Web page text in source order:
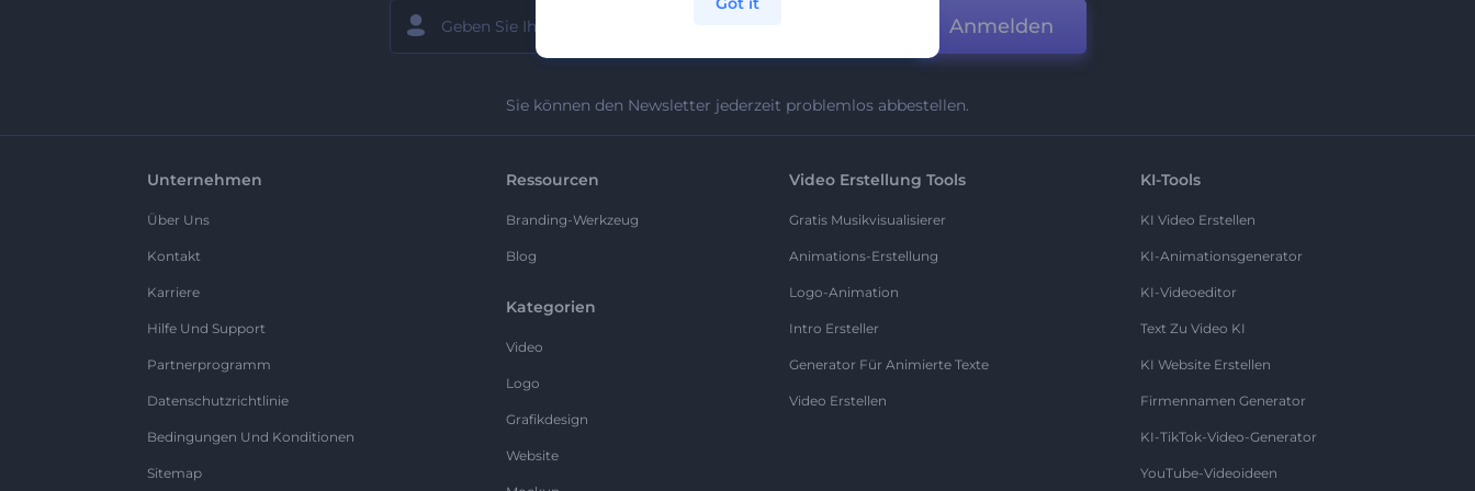
Anmelden
Sie können den Newsletter jederzeit problemlos abbestellen.
Unternehmen
Über Uns
Kontakt
Karriere
Hilfe Und Support
Partnerprogramm
Datenschutzrichtlinie
Bedingungen Und Konditionen
Sitemap
Ressourcen
Branding-Werkzeug
Blog
Kategorien
Video
Logo
Grafikdesign
Website
Video Erstellung Tools
Gratis Musikvisualisierer
Animations-Erstellung
Logo-Animation
Intro Ersteller
Generator Für Animierte Texte
Video Erstellen
KI-Tools
KI Video Erstellen
KI-Animationsgenerator
KI-Videoeditor
Text Zu Video KI
KI Website Erstellen
Firmennamen Generator
KI-TikTok-Video-Generator
YouTube-Videoideen